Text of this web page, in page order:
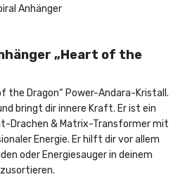
Anhänger
„Heart of the
the Dragon“ Power-Andara-Kristall.
bringt dir innere Kraft. Er ist ein
Drachen & Matrix-Transformer mit
Energie. Er hilft dir vor allem
oder Energiesauger in deinem